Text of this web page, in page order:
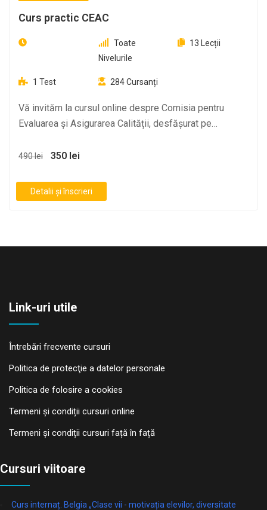
Curs practic CEAC
Toate
Nivelurile
13 Lecții
1 Test 284Cursanți
Vă invităm la cursul online despre Comisia pentru
Evaluarea și Asigurarea Calității, desfășurat pe
490 lei 350 lei
Detalii și înscrieri
Link-uri utile
Întrebări frecvente cursuri
Politica de protecţie a datelor personale
Politica de folosire a cookies
Termeni și condiții cursuri online
Termeni și condiții cursuri față în față
Cursuri viitoare
Curs internaț. Belgia „Clase vii - motivația elevilor, diversitate